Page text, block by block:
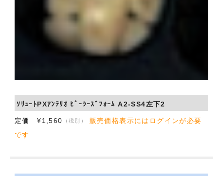
ｿﾘｭｰﾄPXｱﾝﾃﾘｵ ﾋﾟｰｼｰｽﾞﾌｫｰﾑ A2-SS4左下2
定価 ¥1,560 （税別）
販売価格表示にはログインが必要
です